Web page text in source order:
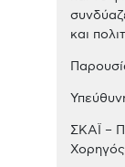
και
ΣΚΑΪ –